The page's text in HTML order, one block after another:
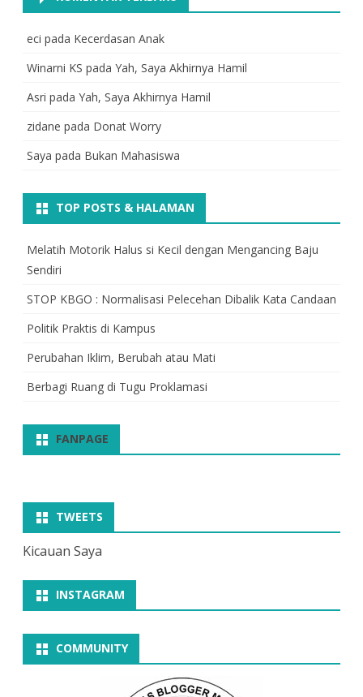
eci pada Kecerdasan Anak
Winarni KS pada Yah, Saya Akhirnya Hamil
Asri pada Yah, Saya Akhirnya Hamil
zidane pada Donat Worry
Saya pada Bukan Mahasiswa
TOP POSTS & HALAMAN
Melatih Motorik Halus si Kecil dengan Mengancing Baju
Sendiri
STOP KBGO : Normalisasi Pelecehan Dibalik Kata Candaan
Politik Praktis di Kampus
Perubahan Iklim, Berubah atau Mati
Berbagi Ruang di Tugu Proklamasi
FANPAGE
TWEETS
Kicauan Saya
INSTAGRAM
COMMUNITY